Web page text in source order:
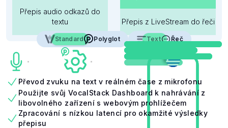
Přepis audio odkazů do
textu
Přepis z LiveStream do řeči
Standard Polyglot
Polyglot Text Řeč
Řeč
Převod zvuku na text v reálném čase z mikrofonu
Použijte svůj VocalStack Dashboard k nahrávání z
libovolného zařízení s webovým prohlížečem
Zpracování s nízkou latencí pro okamžité výsledky
přepisu